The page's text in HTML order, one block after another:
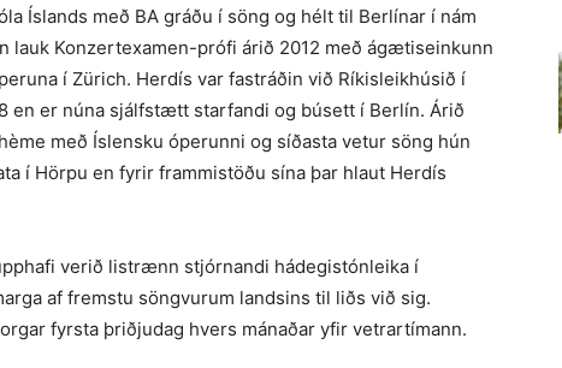
Íslands með BA gráðu í söng og hélt til Berlínar í nám
lauk Konzertexamen-prófi árið 2012 með ágætiseinkunn
í Zürich. Herdís var fastráðin við Ríkisleikhúsið í
en er núna sjálfstætt starfandi og búsett í Berlín. Árið
með Íslensku óperunni og síðasta vetur söng hún
í Hörpu en fyrir frammistöðu sína þar hlaut Herdís
verið listrænn stjórnandi hádegistónleika í
af fremstu söngvurum landsins til liðs við sig.
fyrsta þriðjudag hvers mánaðar yfir vetrartímann.